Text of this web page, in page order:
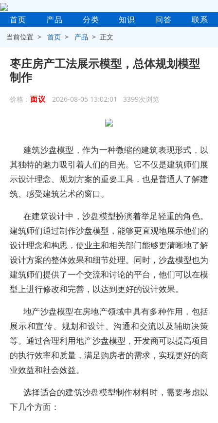
首页 产品 分类 知识 问答 联系
当前位置 >首页 > 产品 > 正文
枣庄房产工法展示模型，总体规划模型
制作
价格： 面议 2026-08-05 13:02:01 3399次浏览
建筑沙盘模型，作为一种微缩的建筑表现形式，以
其独特的魅力吸引着人们的目光。它不仅是建筑师们展
示设计理念、规划方案的重要工具，也是普通人了解建
筑、感受建筑艺术的窗口。
在建筑设计中，沙盘模型扮演着举足轻重的角色。
建筑师们通过制作沙盘模型，能够更直观地展示他们的
设计理念和构思，使业主和相关部门能够更清晰地了解
设计方案的整体效果和细节处理。同时，沙盘模型也为
建筑师们提供了一个交流和讨论的平台，他们可以在模
型上进行修改和完善，以达到更好的设计效果。
地产沙盘模型在房地产领域中具有多种作用，包括
展示和宣传、规划和设计、沟通和交流以及辅助决策
等。通过合理利用地产沙盘模型，开发商可以提高项目
的执行效率和质量，满足购房者的需求，实现更好的商
业效益和社会效益。
选择适合的建筑沙盘模型制作材料时，需要考虑以
下几个方面：